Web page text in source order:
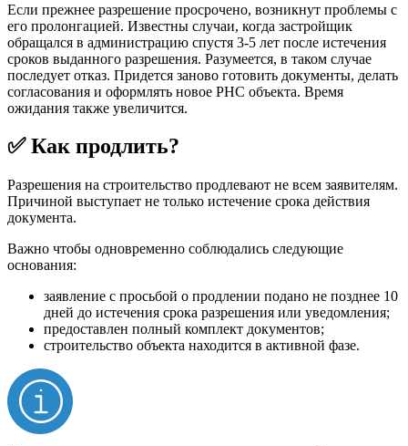
Если прежнее разрешение просрочено, возникнут проблемы с
его пролонгацией. Известны случаи, когда застройщик
обращался в администрацию спустя 3-5 лет после истечения
сроков выданного разрешения. Разумеется, в таком случае
последует отказ. Придется заново готовить документы, делать
согласования и оформлять новое РНС объекта. Время
ожидания также увеличится.
✅ Как продлить?
Разрешения на строительство продлевают не всем заявителям.
Причиной выступает не только истечение срока действия
документа.
Важно чтобы одновременно соблюдались следующие
основания:
заявление с просьбой о продлении подано не позднее 10
дней до истечения срока разрешения или уведомления;
предоставлен полный комплект документов;
строительство объекта находится в активной фазе.